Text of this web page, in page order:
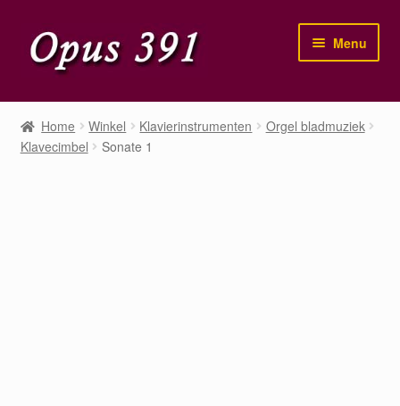
Ga
door
navigatie
Ga
naar
inhoud
Menu
Home
Winkel
Home Winkel Klavierinstrumenten
Orgel bladmuziek
Klavecimbel
Sonate 1